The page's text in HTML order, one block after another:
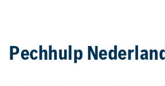
Pechhulp